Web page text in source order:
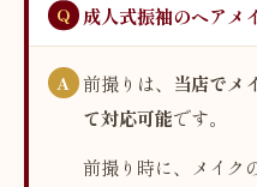
成人式振袖のヘアメ
前撮りは、 当店でメ
て対応可能です。
前撮り時に、メイク